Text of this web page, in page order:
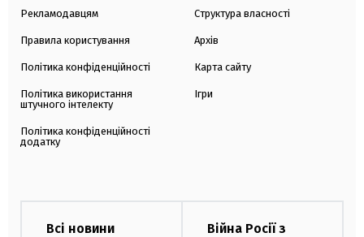
Рекламодавцям
Правила користування
Політика конфіденційності
Політика використання
штучного інтелекту
Політика конфіденційності
додатку
Структура власності
Архів
Карта сайту
Ігри
Всі новини
Війна Росії з